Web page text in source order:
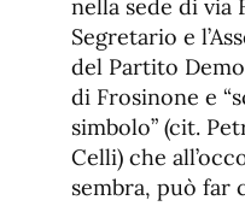
nella sede di via
Segretario e
del Partito
di Frosinone e
simbolo” (cit.
Celli) che
sembra, può far